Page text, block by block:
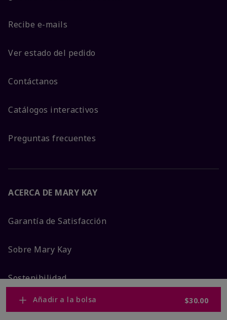
Añadir a la bolsa $30.00
Recibe e-mails
Ver estado del pedido
Contáctanos
Catálogos interactivos
Preguntas frecuentes
ACERCA DE MARY KAY
Garantía de Satisfacción
Sobre Mary Kay
Sostenibilidad
Promesa De Producto